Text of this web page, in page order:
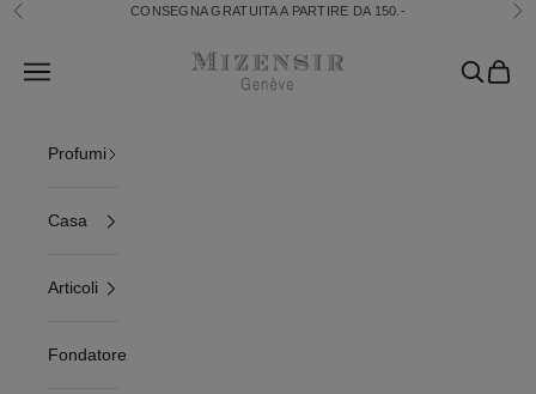
Vai al contenuto
Precedente CONSEGNA GRATUITA A PARTIRE DA 150.-
Mizensir.ch
Translation missing: it.header.general.open_menu
Ricerca
Profumi
Casa
Articoli
Fondatore